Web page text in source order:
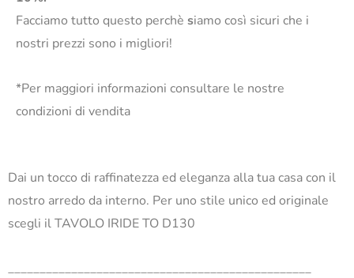
Facciamo tutto questo perchè siamo così sicuri che i
nostri prezzi sono i migliori!
*Per maggiori informazioni consultare le nostre
condizioni di vendita
Dai un tocco di raffinatezza ed eleganza alla tua casa con il
nostro arredo da interno. Per uno stile unico ed originale
scegli il TAVOLO IRIDE TO D130
________________________________________________